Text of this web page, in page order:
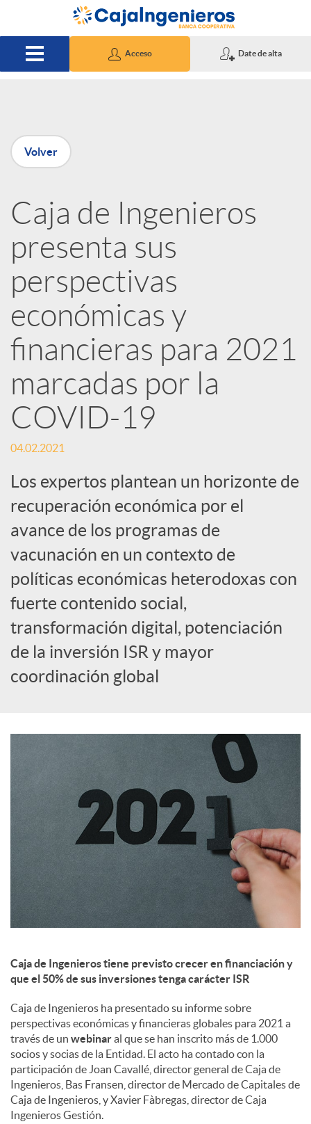
Saltar al contenido principal
Acceso Date de alta
P
u
b
l
i
c
a
d
o
r
d
e
c
t
e
n
i
d
o
s
Volver
Caja de Ingenieros
presenta sus
perspectivas
económicas y
financieras para 2021
marcadas por la
COVID-19
04.02.2021
Los expertos plantean un horizonte de
recuperación económica por el
avance de los programas de
vacunación en un contexto de
políticas económicas heterodoxas con
fuerte contenido social,
transformación digital, potenciación
de la inversión ISR y mayor
coordinación global
Caja de Ingenieros tiene previsto crecer en financiación y
que el 50% de sus inversiones tenga carácter ISR
Caja de Ingenieros ha presentado su informe sobre
perspectivas económicas y financieras globales para 2021 a
través de un webinaral que se han inscrito más de 1.000
socios y socias de la Entidad. El acto ha contado con la
participación de Joan Cavallé, director general de Caja de
Ingenieros, Bas Fransen, director de Mercado de Capitales de
Caja de Ingenieros, y Xavier Fàbregas, director de Caja
Ingenieros Gestión.